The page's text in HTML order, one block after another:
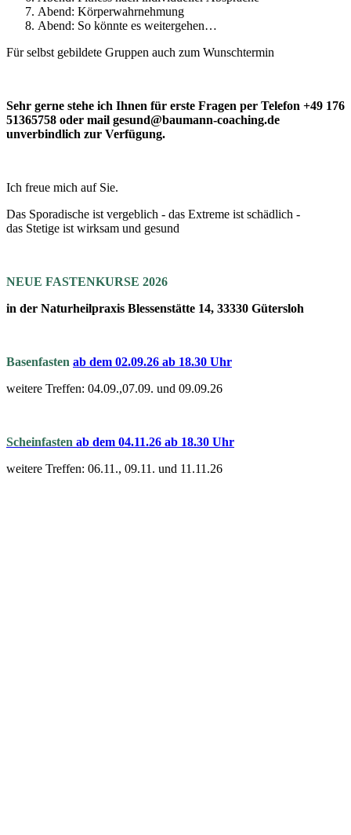
Abend: Körperwahrnehmung
Abend: So könnte es weitergehen…
Für selbst gebildete Gruppen auch zum Wunschtermin
Sehr gerne stehe ich Ihnen für erste Fragen per Telefon +49 176
51365758 oder mail gesund@baumann-coaching.de
unverbindlich zur Verfügung.
Ich freue mich auf Sie.
Das Sporadische ist vergeblich - das Extreme ist schädlich -
das Stetige ist wirksam und gesund
NEUE FASTENKURSE 2026
in der Naturheilpraxis Blessenstätte 14, 33330 Gütersloh
Basenfasten ab dem 02.09.26 ab 18.30 Uhr
weitere Treffen: 04.09.,07.09. und 09.09.26
Scheinfasten ab dem 04.11.26 ab 18.30 Uhr
weitere Treffen: 06.11., 09.11. und 11.11.26